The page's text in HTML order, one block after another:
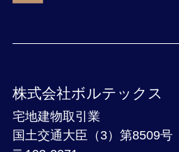
株式会社ボルテックス
宅地建物取引業
国土交通大臣（3）第8509号